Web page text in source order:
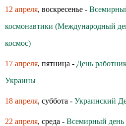
12 апреля, воскресенье -
космонавтики (Международный
космос)
17 апреля, пятница - День
Украины
18 апреля, суббота - Украинский
22 апреля, среда - Всемирный день